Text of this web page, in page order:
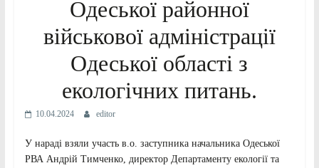
Одеської районної
військової адміністрації
Одеської області з
екологічних питань.
10.04.2024 editor
У нараді взяли участь в.о. заступника начальника Одеської
РВА Андрій Тимченко, директор Департаменту екології та